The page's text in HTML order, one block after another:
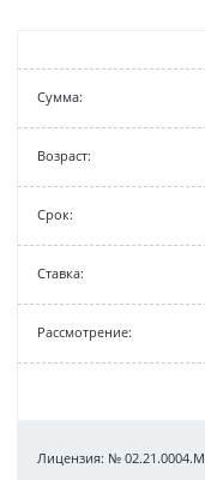
Cумма:
Возраст:
Срок:
Cтавка:
Рассмотрение:
Лицензия: №